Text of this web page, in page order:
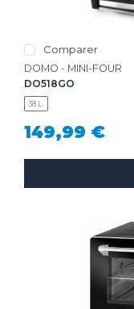
Comparer
DOMO - MINI-FOUR
DO518GO
38 L.
149,99 €